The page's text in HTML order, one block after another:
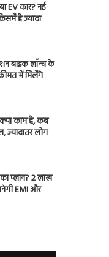
EV कार? नई
है ज्यादा
बाइक लॉन्च के
में मिलेंगे
काम है, कब
लोग
प्लान? 2 लाख
EMI और